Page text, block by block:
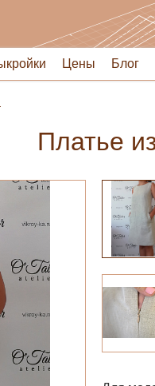
Цены Блог
Платье